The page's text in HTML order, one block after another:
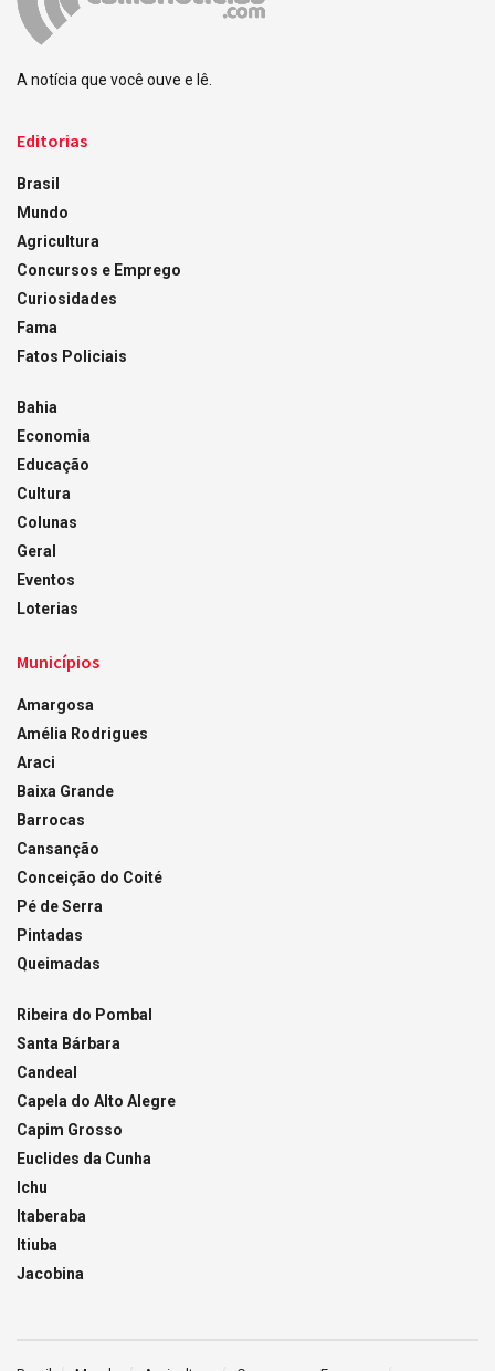
A notícia que você ouve e lê.
Editorias
Brasil
Mundo
Agricultura
Concursos e Emprego
Curiosidades
Fama
Fatos Policiais
Bahia
Economia
Educação
Cultura
Colunas
Geral
Eventos
Loterias
Municípios
Amargosa
Amélia Rodrigues
Araci
Baixa Grande
Barrocas
Cansanção
Conceição do Coité
Pé de Serra
Pintadas
Queimadas
Ribeira do Pombal
Santa Bárbara
Candeal
Capela do Alto Alegre
Capim Grosso
Euclides da Cunha
Ichu
Itaberaba
Itiuba
Jacobina